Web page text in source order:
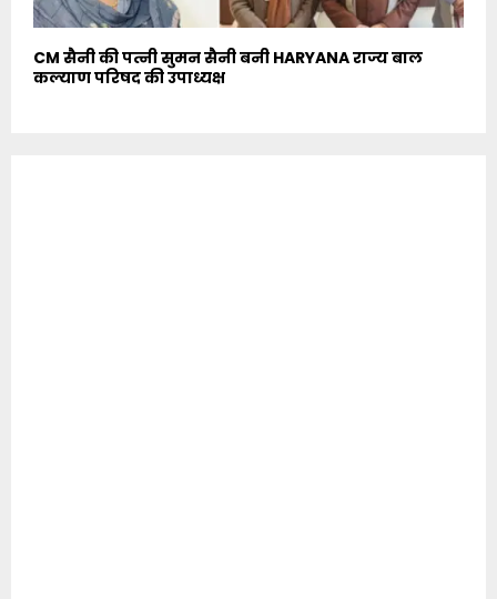
CM सैनी की पत्नी सुमन सैनी बनी HARYANA राज्य बाल
कल्याण परिषद की उपाध्यक्ष